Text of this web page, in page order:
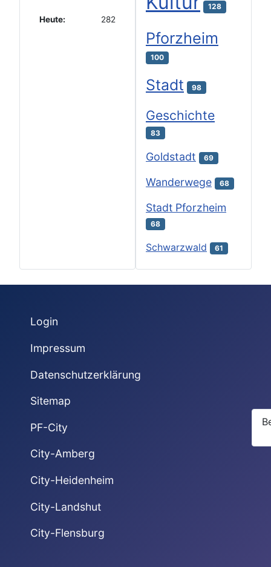
Heute: 282
128
Pforzheim
100
Stadt 98
Geschichte
83
Goldstadt 69
Wanderwege 68
Stadt Pforzheim
68
Schwarzwald 61
Login
Impressum
Datenschutzerklärung
Sitemap
PF-City
City-Amberg
City-Heidenheim
City-Landshut
City-Flensburg